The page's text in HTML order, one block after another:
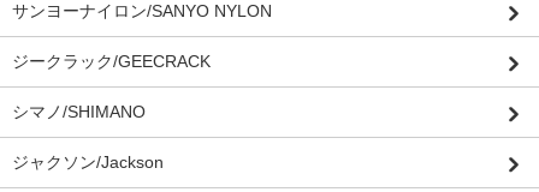
サンヨーナイロン/SANYO NYLON
ジークラック/GEECRACK
シマノ/SHIMANO
ジャクソン/Jackson